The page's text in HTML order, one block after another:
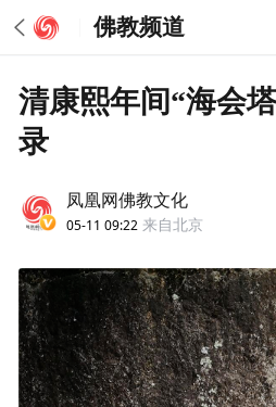
佛教频道
清康熙年间“海会
录
凤凰网佛教文化
05-11 09:22 来自北京